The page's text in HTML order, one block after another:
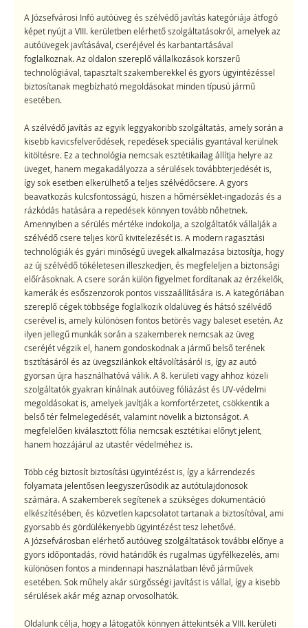
A Józsefvárosi Infó autóüveg és szélvédő javítás kategóriája átfogó
képet nyújt a VIII. kerületben elérhető szolgáltatásokról, amelyek az
autóüvegek javításával, cseréjével és karbantartásával
foglalkoznak. Az oldalon szereplő vállalkozások korszerű
technológiával, tapasztalt szakemberekkel és gyors ügyintézéssel
biztosítanak megbízható megoldásokat minden típusú jármű
esetében.
A szélvédő javítás az egyik leggyakoribb szolgáltatás, amely során a
kisebb kavicsfelverődések, repedések speciális gyantával kerülnek
kitöltésre. Ez a technológia nemcsak esztétikailag állítja helyre az
üveget, hanem megakadályozza a sérülések továbbterjedését is,
így sok esetben elkerülhető a teljes szélvédőcsere. A gyors
beavatkozás kulcsfontosságú, hiszen a hőmérséklet-ingadozás és a
rázkódás hatására a repedések könnyen tovább nőhetnek.
Amennyiben a sérülés mértéke indokolja, a szolgáltatók vállalják a
szélvédő csere teljes körű kivitelezését is. A modern ragasztási
technológiák és gyári minőségű üvegek alkalmazása biztosítja, hogy
az új szélvédő tökéletesen illeszkedjen, és megfeleljen a biztonsági
előírásoknak. A csere során külön figyelmet fordítanak az érzékelők,
kamerák és esőszenzorok pontos visszaállítására is. A kategóriában
szereplő cégek többsége foglalkozik oldalüveg és hátsó szélvédő
cserével is, amely különösen fontos betörés vagy baleset esetén. Az
ilyen jellegű munkák során a szakemberek nemcsak az üveg
cseréjét végzik el, hanem gondoskodnak a jármű belső terének
tisztításáról és az üvegszilánkok eltávolításáról is, így az autó
gyorsan újra használhatóvá válik. A 8. kerületi vagy ahhoz közeli
szolgáltatók gyakran kínálnak autóüveg fóliázást és UV-védelmi
megoldásokat is, amelyek javítják a komfortérzetet, csökkentik a
belső tér felmelegedését, valamint növelik a biztonságot. A
megfelelően kiválasztott fólia nemcsak esztétikai előnyt jelent,
hanem hozzájárul az utastér védelméhez is.
Több cég biztosít biztosítási ügyintézést is, így a kárrendezés
folyamata jelentősen leegyszerűsödik az autótulajdonosok
számára. A szakemberek segítenek a szükséges dokumentáció
elkészítésében, és közvetlen kapcsolatot tartanak a biztosítóval, ami
gyorsabb és gördülékenyebb ügyintézést tesz lehetővé.
A Józsefvárosban elérhető autóüveg szolgáltatások további előnye a
gyors időpontadás, rövid határidők és rugalmas ügyfélkezelés, ami
különösen fontos a mindennapi használatban lévő járművek
esetében. Sok műhely akár sürgősségi javítást is vállal, így a kisebb
sérülések akár még aznap orvosolhatók.
Oldalunk célja, hogy a látogatók könnyen áttekintsék a VIII. kerületi